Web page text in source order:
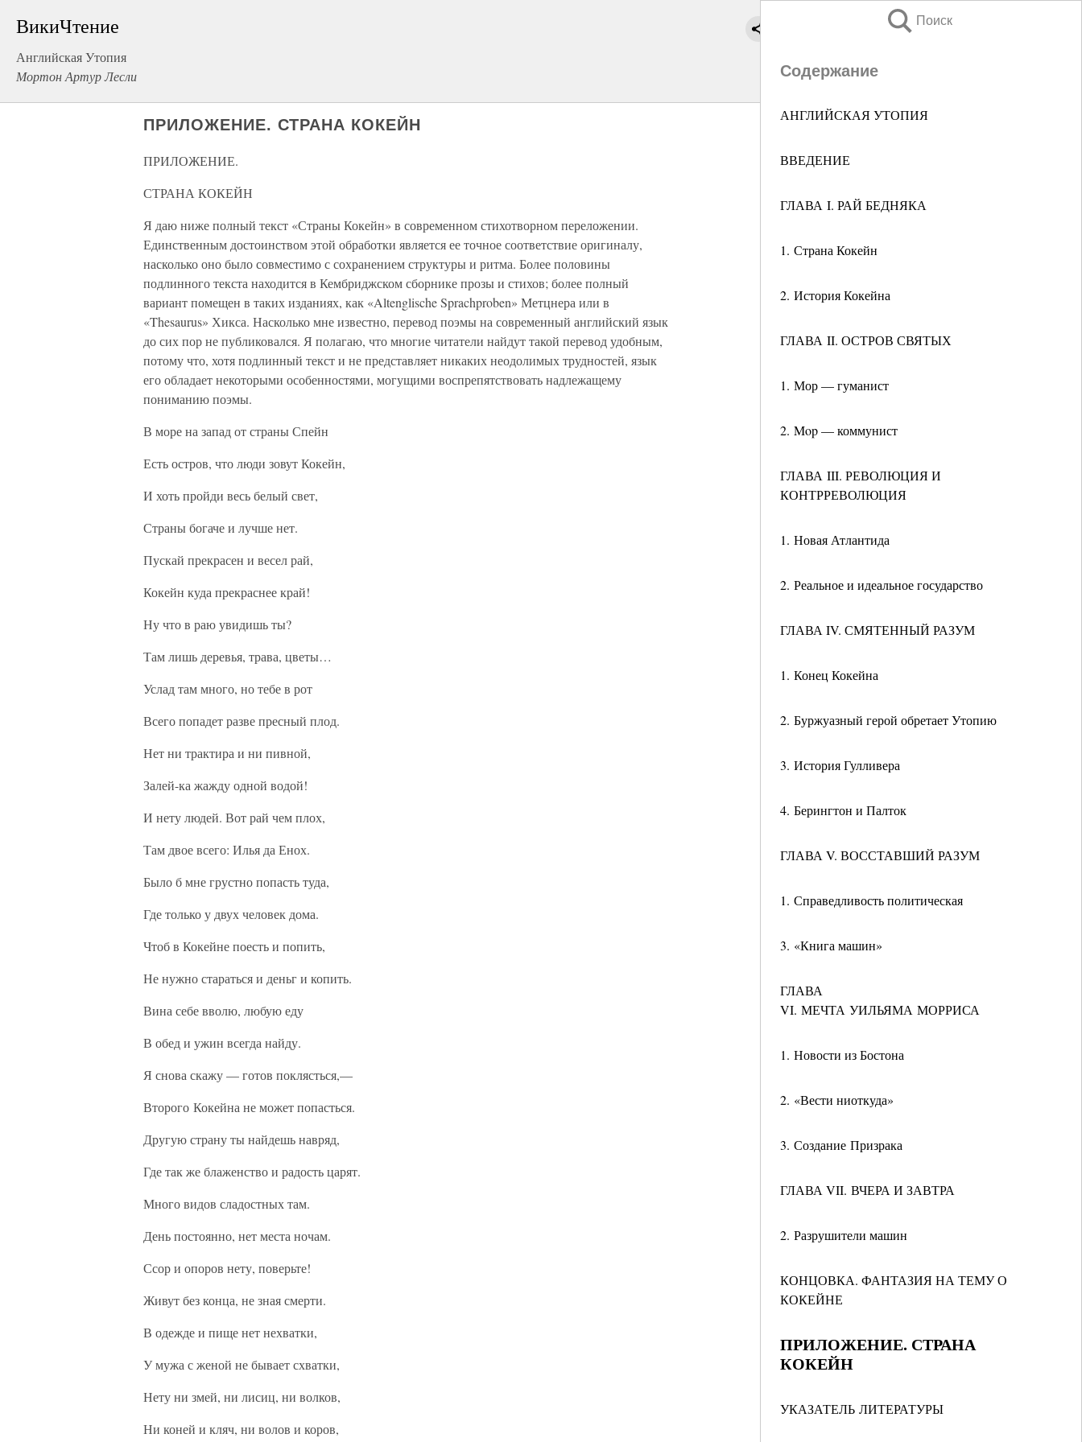
ВикиЧтение
Английская Утопия
Мортон Артур Лесли
Поиск
Содержание
АНГЛИЙСКАЯ УТОПИЯ
ВВЕДЕНИЕ
ГЛАВА I. РАЙ БЕДНЯКА
1. Страна Кокейн
2. История Кокейна
ГЛАВА II. ОСТРОВ СВЯТЫХ
1. Мор — гуманист
2. Mop — коммунист
ГЛАВА III. РЕВОЛЮЦИЯ И
КОНТРРЕВОЛЮЦИЯ
1. Новая Атлантида
2. Реальное и идеальное государство
ГЛАВА IV. СМЯТЕННЫЙ РАЗУМ
1. Конец Кокейна
2. Буржуазный герой обретает Утопию
3. История Гулливера
4. Берингтон и Палток
ГЛАВА V. ВОССТАВШИЙ РАЗУМ
1. Справедливость политическая
3. «Книга машин»
ГЛАВА
VI. МЕЧТА УИЛЬЯМА МОРРИСА
1. Новости из Бостона
2. «Вести ниоткуда»
3. Создание Призрака
ГЛАВА VII. ВЧЕРА И ЗАВТРА
2. Разрушители машин
КОНЦОВКА. ФАНТАЗИЯ НА ТЕМУ О
КОКЕЙНЕ
ПРИЛОЖЕНИЕ. СТРАНА
КОКЕЙН
УКАЗАТЕЛЬ ЛИТЕРАТУРЫ
ПРИЛОЖЕНИЕ. СТРАНА КОКЕЙН
ПРИЛОЖЕНИЕ.
СТРАНА КОКЕЙН
Я даю ниже полный текст «Страны Кокейн» в современном стихотворном переложении.
Единственным достоинством этой обработки является ее точное соответствие оригиналу,
насколько оно было совместимо с сохранением структуры и ритма. Более половины
подлинного текста находится в Кембриджском сборнике прозы и стихов; более полный
вариант помещен в таких изданиях, как «Altenglische Sprachproben» Метцнера или в
«Thesaurus» Хикса. Насколько мне известно, перевод поэмы на современный английский язык
до сих пор не публиковался. Я полагаю, что многие читатели найдут такой перевод удобным,
потому что, хотя подлинный текст и не представляет никаких неодолимых трудностей, язык
его обладает некоторыми особенностями, могущими воспрепятствовать надлежащему
пониманию поэмы.
В море на запад от страны Спейн
Есть остров, что люди зовут Кокейн,
И хоть пройди весь белый свет,
Страны богаче и лучше нет.
Пускай прекрасен и весел рай,
Кокейн куда прекраснее край!
Ну что в раю увидишь ты?
Там лишь деревья, трава, цветы…
Услад там много, но тебе в рот
Всего попадет разве пресный плод.
Нет ни трактира и ни пивной,
Залей-ка жажду одной водой!
И нету людей. Вот рай чем плох,
Там двое всего: Илья да Енох.
Было б мне грустно попасть туда,
Где только у двух человек дома.
Чтоб в Кокейне поесть и попить,
Не нужно стараться и деньг и копить.
Вина себе вволю, любую еду
В обед и ужин всегда найду.
Я снова скажу — готов поклясться,—
Второго Кокейна не может попасться.
Другую страну ты найдешь навряд,
Где так же блаженство и радость царят.
Много видов сладостных там.
День постоянно, нет места ночам.
Ссор и опоров нету, поверьте!
Живут без конца, не зная смерти.
В одежде и пище нет нехватки,
У мужа с женой не бывает схватки,
Нету ни змей, ни лисиц, ни волков,
Ни коней и кляч, ни волов и коров,